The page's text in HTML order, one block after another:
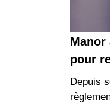
Manor
pour
Depuis